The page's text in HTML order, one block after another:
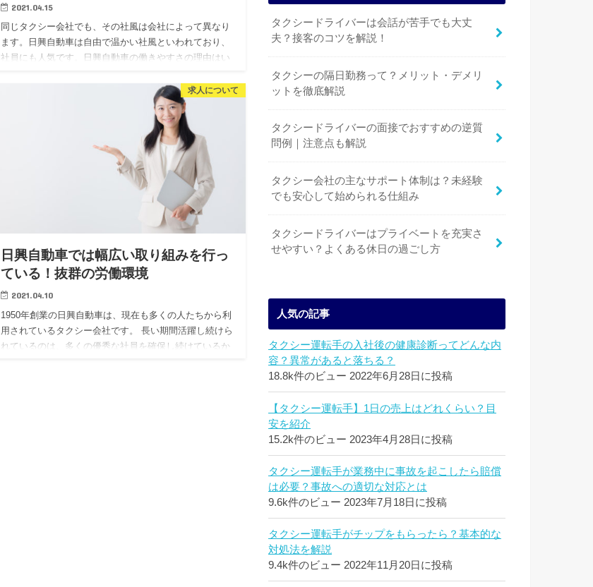
2021.04.15
同じタクシー会社でも、その社風は会社によって異なり
ます。日興自動車は自由で温かい社風といわれており、
社員にも人気です。日興自動車の働きやすさの理由はい
求人について
日興自動車では幅広い取り組みを行っ
ている！抜群の労働環境
2021.04.10
1950年創業の日興自動車は、現在も多くの人たちから利
用されているタクシー会社です。 長い期間活躍し続けら
れているのは、多くの優秀な社員を確保し続けているか
タクシードライバーは会話が苦手でも大丈
夫？接客のコツを解説！
タクシーの隔日勤務って？メリット・デメリ
ットを徹底解説
タクシードライバーの面接でおすすめの逆質
問例｜注意点も解説
タクシー会社の主なサポート体制は？未経験
でも安心して始められる仕組み
タクシードライバーはプライベートを充実さ
せやすい？よくある休日の過ごし方
人気の記事
タクシー運転手の入社後の健康診断ってどんな内
容？異常があると落ちる？
18.8k件のビュー 2022年6月28日に投稿
【タクシー運転手】1日の売上はどれくらい？目
安を紹介
15.2k件のビュー 2023年4月28日に投稿
タクシー運転手が業務中に事故を起こしたら賠償
は必要？事故への適切な対応とは
9.6k件のビュー 2023年7月18日に投稿
タクシー運転手がチップをもらったら？基本的な
対処法を解説
9.4k件のビュー 2022年11月20日に投稿